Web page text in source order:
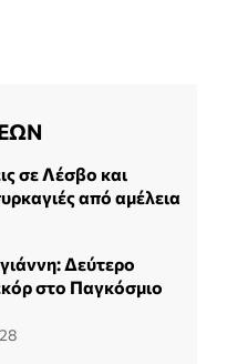
σε Λέσβο και
από αμέλεια
Δεύτερο
στο Παγκόσμιο